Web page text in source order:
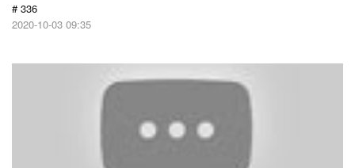
# 336
2020-10-03 09:35